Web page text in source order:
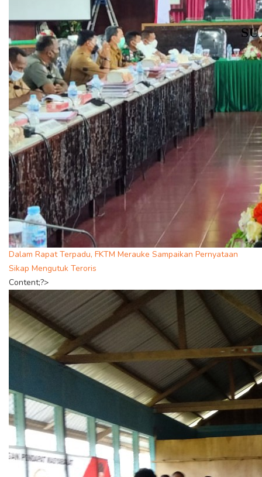
Dalam Rapat Terpadu, FKTM Merauke Sampaikan Pernyataan
Sikap Mengutuk Teroris
Content;?>